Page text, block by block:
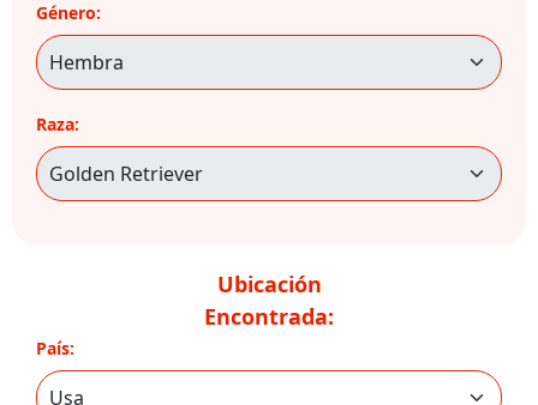
Género:
Raza:
Ubicación
Encontrada:
País: